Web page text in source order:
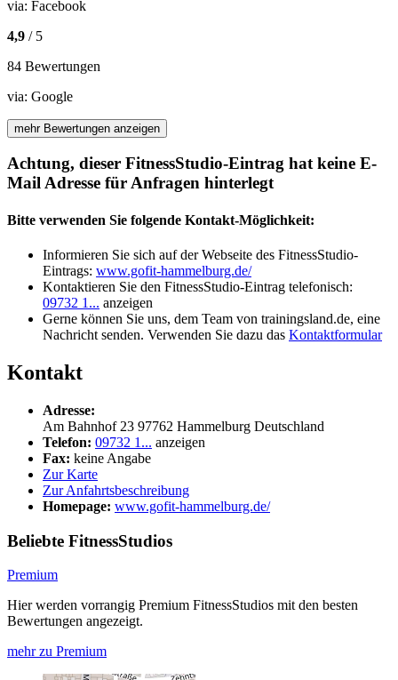
via: Facebook
4,9 / 5
84 Bewertungen
via: Google
mehr Bewertungen anzeigen
Achtung, dieser FitnessStudio-Eintrag hat keine E-
Mail Adresse für Anfragen hinterlegt
Bitte verwenden Sie folgende Kontakt-Möglichkeit:
Informieren Sie sich auf der Webseite des FitnessStudio-
Eintrags: www.gofit-hammelburg.de/
Kontaktieren Sie den FitnessStudio-Eintrag telefonisch:
09732 1... anzeigen
Gerne können Sie uns, dem Team von trainingsland.de, eine
Nachricht senden. Verwenden Sie dazu das Kontaktformular
Kontakt
Adresse:
Am Bahnhof 23 97762 Hammelburg Deutschland
Telefon: 09732 1... anzeigen
Fax: keine Angabe
Zur Karte
Zur Anfahrtsbeschreibung
Homepage: www.gofit-hammelburg.de/
Beliebte FitnessStudios
Premium
Hier werden vorrangig Premium FitnessStudios mit den besten
Bewertungen angezeigt.
mehr zu Premium